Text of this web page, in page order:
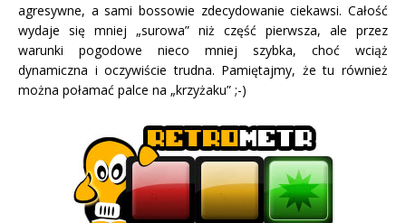
agresywne, a sami bossowie zdecydowanie ciekawsi. Całość
wydaje się mniej „surowa” niż część pierwsza, ale przez
warunki pogodowe nieco mniej szybka, choć wciąż
dynamiczna i oczywiście trudna. Pamiętajmy, że tu również
można połamać palce na „krzyżaku” ;-)